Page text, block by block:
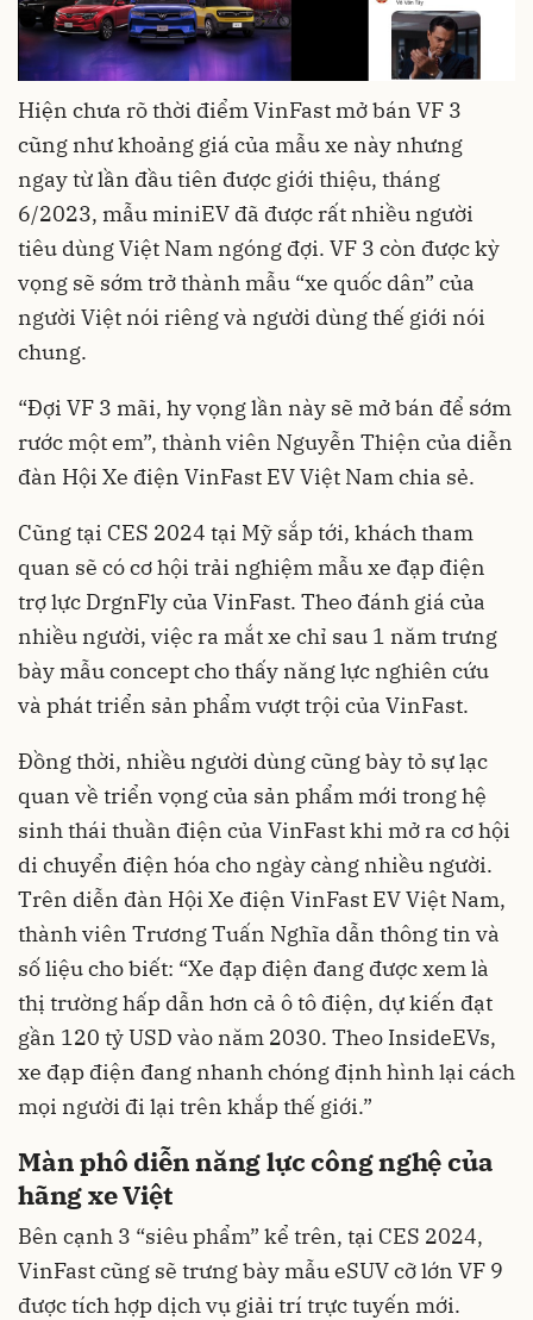
Hiện chưa rõ thời điểm VinFast mở bán VF 3
cũng như khoảng giá của mẫu xe này nhưng
ngay từ lần đầu tiên được giới thiệu, tháng
6/2023, mẫu miniEV đã được rất nhiều người
tiêu dùng Việt Nam ngóng đợi. VF 3 còn được kỳ
vọng sẽ sớm trở thành mẫu “xe quốc dân” của
người Việt nói riêng và người dùng thế giới nói
chung.
“Đợi VF 3 mãi, hy vọng lần này sẽ mở bán để sớm
rước một em”, thành viên Nguyễn Thiện của diễn
đàn Hội Xe điện VinFast EV Việt Nam chia sẻ.
Cũng tại CES 2024 tại Mỹ sắp tới, khách tham
quan sẽ có cơ hội trải nghiệm mẫu xe đạp điện
trợ lực DrgnFly của VinFast. Theo đánh giá của
nhiều người, việc ra mắt xe chỉ sau 1 năm trưng
bày mẫu concept cho thấy năng lực nghiên cứu
và phát triển sản phẩm vượt trội của VinFast.
Đồng thời, nhiều người dùng cũng bày tỏ sự lạc
quan về triển vọng của sản phẩm mới trong hệ
sinh thái thuần điện của VinFast khi mở ra cơ hội
di chuyển điện hóa cho ngày càng nhiều người.
Trên diễn đàn Hội Xe điện VinFast EV Việt Nam,
thành viên Trương Tuấn Nghĩa dẫn thông tin và
số liệu cho biết: “Xe đạp điện đang được xem là
thị trường hấp dẫn hơn cả ô tô điện, dự kiến đạt
gần 120 tỷ USD vào năm 2030. Theo InsideEVs,
xe đạp điện đang nhanh chóng định hình lại cách
mọi người đi lại trên khắp thế giới.”
Màn phô diễn năng lực công nghệ của
hãng xe Việt
Bên cạnh 3 “siêu phẩm” kể trên, tại CES 2024,
VinFast cũng sẽ trưng bày mẫu eSUV cỡ lớn VF 9
được tích hợp dịch vụ giải trí trực tuyến mới.